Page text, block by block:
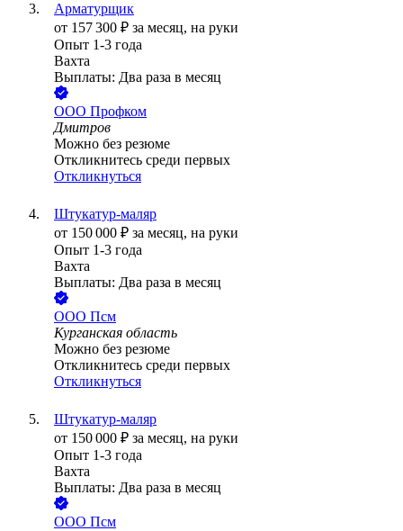
Арматурщик
от 157 300 ₽ за месяц, на руки
Опыт 1-3 года
Вахта
Выплаты: Два раза в месяц
ООО Профком
Дмитров
Можно без резюме
Откликнитесь среди первых
Откликнуться
Штукатур-маляр
от 150 000 ₽ за месяц, на руки
Опыт 1-3 года
Вахта
Выплаты: Два раза в месяц
ООО Псм
Курганская область
Можно без резюме
Откликнитесь среди первых
Откликнуться
Штукатур-маляр
от 150 000 ₽ за месяц, на руки
Опыт 1-3 года
Вахта
Выплаты: Два раза в месяц
ООО Псм